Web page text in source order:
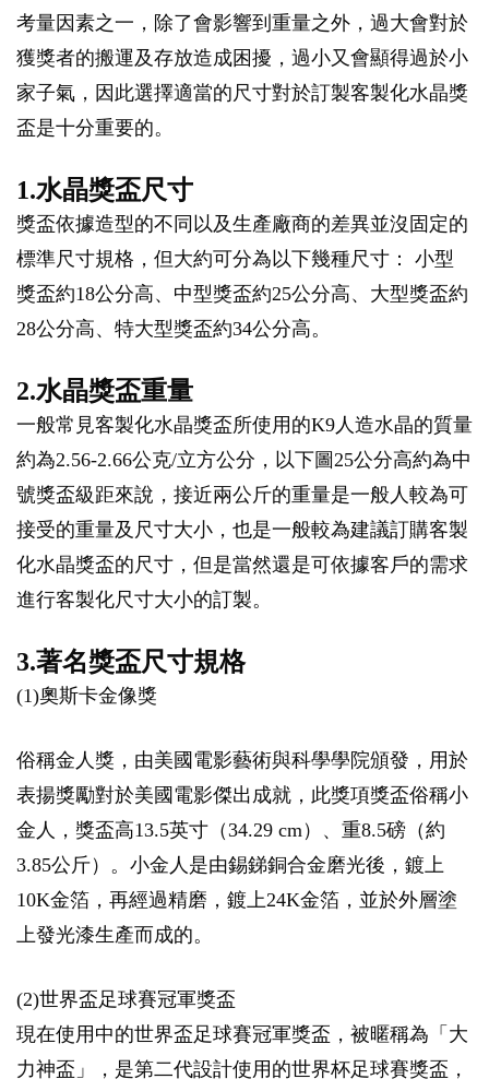
考量因素之一，除了會影響到重量之外，過大會對於
獲獎者的搬運及存放造成困擾，過小又會顯得過於小
家子氣，因此選擇適當的尺寸對於訂製客製化水晶獎
盃是十分重要的。
1.水晶獎盃尺寸
獎盃依據造型的不同以及生產廠商的差異並沒固定的
標準尺寸規格，但大約可分為以下幾種尺寸： 小型
獎盃約18公分高、中型獎盃約25公分高、大型獎盃約
28公分高、特大型獎盃約34公分高。
2.水晶獎盃重量
一般常見客製化水晶獎盃所使用的K9人造水晶的質量
約為2.56-2.66公克/立方公分，以下圖25公分高約為中
號獎盃級距來說，接近兩公斤的重量是一般人較為可
接受的重量及尺寸大小，也是一般較為建議訂購客製
化水晶獎盃的尺寸，但是當然還是可依據客戶的需求
進行客製化尺寸大小的訂製。
3.著名獎盃尺寸規格
(1)奧斯卡金像獎
俗稱金人獎，由美國電影藝術與科學學院頒發，用於
表揚獎勵對於美國電影傑出成就，此獎項獎盃俗稱小
金人，獎盃高13.5英寸（34.29 cm）、重8.5磅（約
3.85公斤）。小金人是由錫銻銅合金磨光後，鍍上
10K金箔，再經過精磨，鍍上24K金箔，並於外層塗
上發光漆生產而成的。
(2)世界盃足球賽冠軍獎盃
現在使用中的世界盃足球賽冠軍獎盃，被暱稱為「大
力神盃」，是第二代設計使用的世界杯足球賽獎盃，